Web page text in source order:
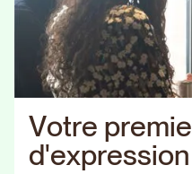
Votre premie
d'expression